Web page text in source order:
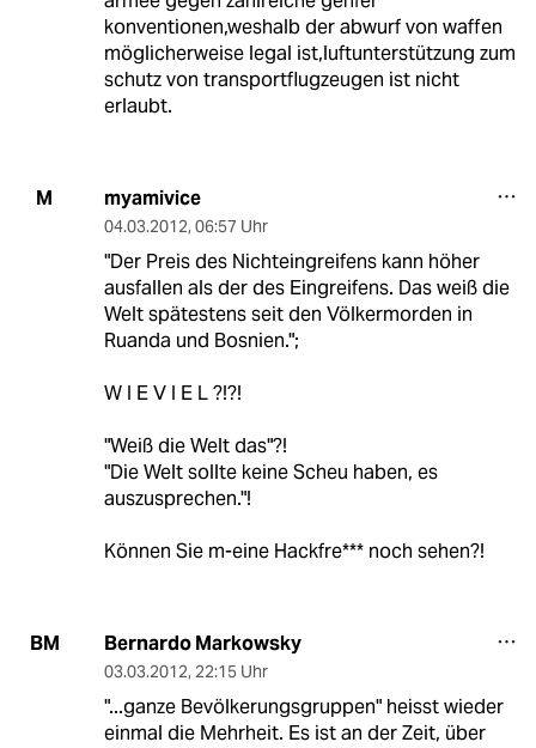
konventionen,weshalb der abwurf von waffen
möglicherweise legal ist,luftunterstützung zum
schutz von transportflugzeugen ist nicht
erlaubt.
M myamivice
04.03.2012, 06:57 Uhr
"Der Preis des Nichteingreifens kann höher
ausfallen als der des Eingreifens. Das weiß die
Welt spätestens seit den Völkermorden in
Ruanda und Bosnien.";
W I E V I E L ?!?!
"Weiß die Welt das"?!
"Die Welt sollte keine Scheu haben, es
auszusprechen."!
Können Sie m-eine Hackfre*** noch sehen?!
BM Bernardo Markowsky
03.03.2012, 22:15 Uhr
"...ganze Bevölkerungsgruppen" heisst wieder
einmal die Mehrheit. Es ist an der Zeit, über